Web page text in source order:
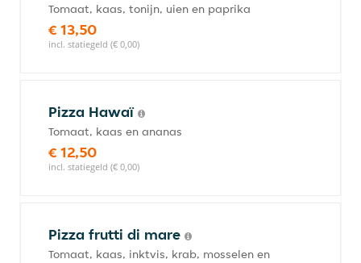
Tomaat, kaas, tonijn, uien en paprika
€ 13,50
incl. statiegeld (€ 0,00)
Pizza Hawaï
Tomaat, kaas en ananas
€ 12,50
incl. statiegeld (€ 0,00)
Pizza frutti di mare
Tomaat, kaas, inktvis, krab, mosselen en